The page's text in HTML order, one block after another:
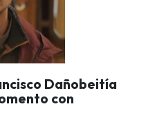
Dañobeitía
con